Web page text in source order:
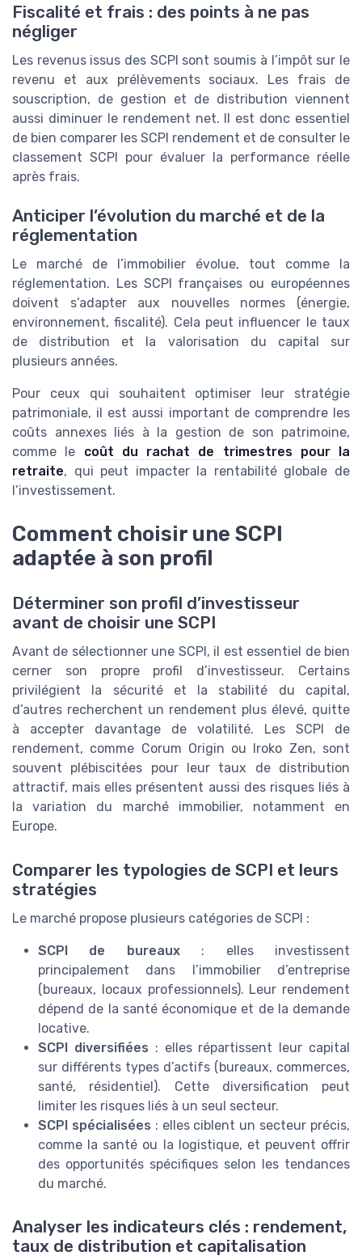
Fiscalité et frais : des points à ne pas
négliger
Les revenus issus des SCPI sont soumis à l’impôt sur le
revenu et aux prélèvements sociaux. Les frais de
souscription, de gestion et de distribution viennent
aussi diminuer le rendement net. Il est donc essentiel
de bien comparer les SCPI rendement et de consulter le
classement SCPI pour évaluer la performance réelle
après frais.
Anticiper l’évolution du marché et de la
réglementation
Le marché de l’immobilier évolue, tout comme la
réglementation. Les SCPI françaises ou européennes
doivent s’adapter aux nouvelles normes (énergie,
environnement, fiscalité). Cela peut influencer le taux
de distribution et la valorisation du capital sur
plusieurs années.
Pour ceux qui souhaitent optimiser leur stratégie
patrimoniale, il est aussi important de comprendre les
coûts annexes liés à la gestion de son patrimoine,
comme le coût du rachat de trimestres pour la
retraite, qui peut impacter la rentabilité globale de
l’investissement.
Comment choisir une SCPI
adaptée à son profil
Déterminer son profil d’investisseur
avant de choisir une SCPI
Avant de sélectionner une SCPI, il est essentiel de bien
cerner son propre profil d’investisseur. Certains
privilégient la sécurité et la stabilité du capital,
d’autres recherchent un rendement plus élevé, quitte
à accepter davantage de volatilité. Les SCPI de
rendement, comme Corum Origin ou Iroko Zen, sont
souvent plébiscitées pour leur taux de distribution
attractif, mais elles présentent aussi des risques liés à
la variation du marché immobilier, notamment en
Europe.
Comparer les typologies de SCPI et leurs
stratégies
Le marché propose plusieurs catégories de SCPI :
SCPI de bureaux: elles investissent
principalement dans l’immobilier d’entreprise
(bureaux, locaux professionnels). Leur rendement
dépend de la santé économique et de la demande
locative.
SCPI diversifiées : elles répartissent leur capital
sur différents types d’actifs (bureaux, commerces,
santé, résidentiel). Cette diversification peut
limiter les risques liés à un seul secteur.
SCPI spécialisées : elles ciblent un secteur précis,
comme la santé ou la logistique, et peuvent offrir
des opportunités spécifiques selon les tendances
du marché.
Analyser les indicateurs clés : rendement,
taux de distribution et capitalisation